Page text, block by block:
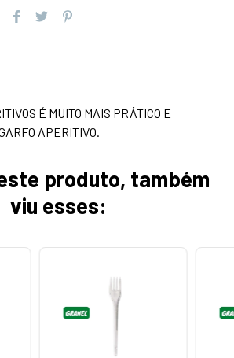
É MUITO MAIS PRÁTICO E
APERITIVO.
produto, também
viu esses: